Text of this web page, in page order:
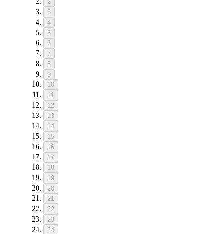
2
3
4
5
6
7
8
9
10
11
12
13
14
15
16
17
18
19
20
21
22
23
24